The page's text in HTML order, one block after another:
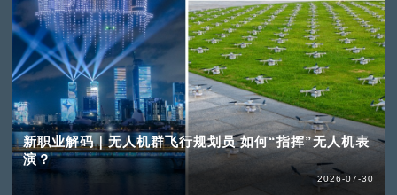
新职业解码｜无人机群飞行规划员 如何“指挥”无人机表
演？
2026-07-30